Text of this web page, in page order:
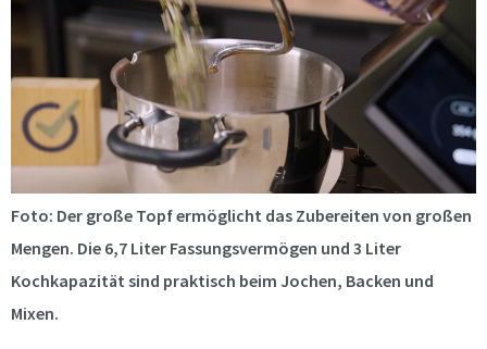
Foto: Der große Topf ermöglicht das Zubereiten von großen
Mengen. Die 6,7 Liter Fassungsvermögen und 3 Liter
Kochkapazität sind praktisch beim Jochen, Backen und
Mixen.